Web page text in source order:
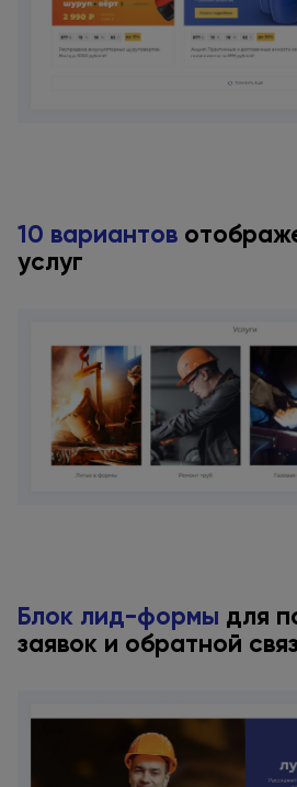
10 вариантов
услуг
Блок лид-формы для
заявок и обратной